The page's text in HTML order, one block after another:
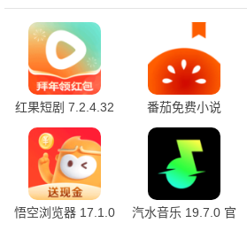
红果短剧 7.2.4.32
官方版
番茄免费小说
7.2.4.32 安卓版
悟空浏览器 17.1.0
汽水音乐 19.7.0 官